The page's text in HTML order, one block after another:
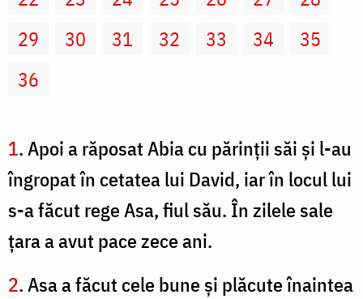
29
30 31 32 33 34
35
36
1. Apoi a răposat Abia cu părinţii săi şi l-au
îngropat în cetatea lui David, iar în locul lui
s-a făcut rege Asa, fiul său. În zilele sale
ţara a avut pace zece ani.
2. Asa a făcut cele bune şi plăcute înaintea